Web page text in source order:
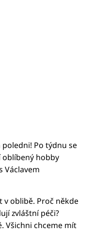
Po týdnu se
oblíbený hobby
Václavem
v oblibě. Proč někde
zvláštní péči?
Všichni chceme mít